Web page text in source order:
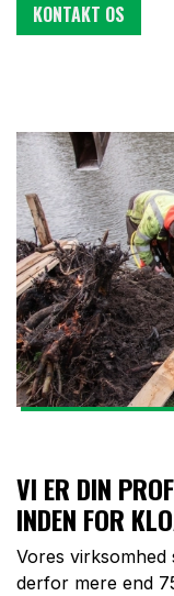
KONTAKT OS
VI ER DIN
INDEN FOR
Vores virksomhed
derfor mere end